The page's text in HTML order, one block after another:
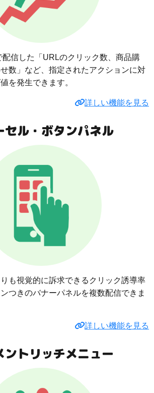
配信した「URLのクリック数、商品購
数」など、指定されたアクションに対
を発生できます。
詳しい機能を見る
セル・ボタンパネル
も視覚的に訴求できるクリック誘導率
つきのバナーパネルを複数配信できま
詳しい機能を見る
ントリッチメニュー